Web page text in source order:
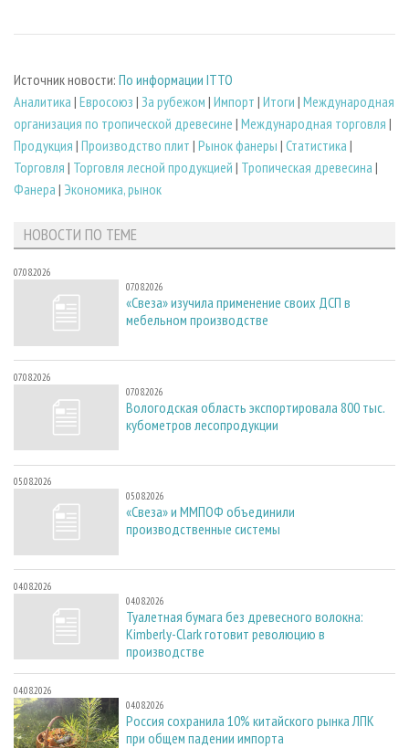
Источник новости: По информации ITTO
Аналитика | Евросоюз | За рубежом | Импорт | Итоги | Международная
организация по тропической древесине | Международная торговля |
Продукция | Производство плит | Рынок фанеры | Статистика |
Торговля | Торговля лесной продукцией | Тропическая древесина |
Фанера | Экономика, рынок
НОВОСТИ ПО ТЕМЕ
07.08.2026
07.08.2026
«Свеза» изучила применение своих ДСП в
мебельном производстве
07.08.2026
07.08.2026
Вологодская область экспортировала 800 тыс.
кубометров лесопродукции
05.08.2026
05.08.2026
«Свеза» и ММПОФ объединили
производственные системы
04.08.2026
04.08.2026
Туалетная бумага без древесного волокна:
Kimberly-Clark готовит революцию в
производстве
04.08.2026
04.08.2026
Россия сохранила 10% китайского рынка ЛПК
при общем падении импорта